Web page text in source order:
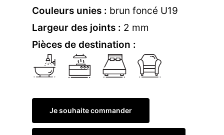
Couleurs unies : brun foncé U19
Largeur des joints : 2 mm
Pièces de destination :
Je souhaite commander